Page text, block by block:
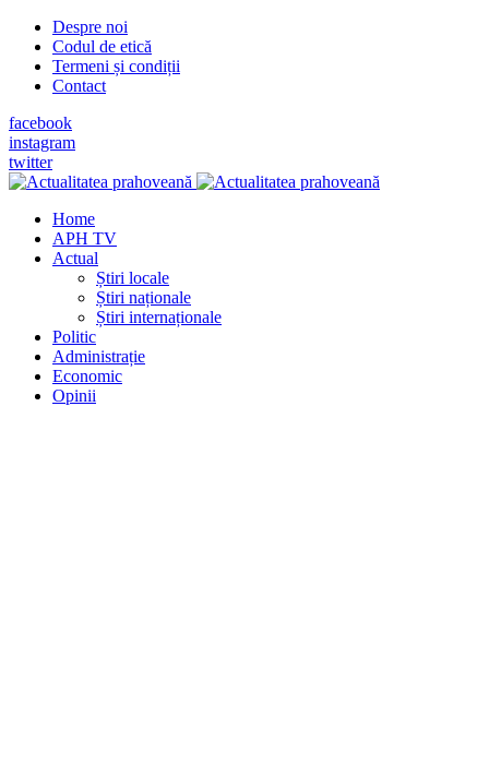
Despre noi
Codul de etică
Termeni și condiții
Contact
facebook
instagram
twitter
Home
APH TV
Actual
Știri locale
Știri naționale
Știri internaționale
Politic
Administrație
Economic
Opinii